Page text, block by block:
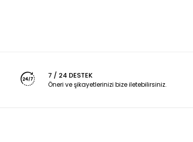
7 / 24 DESTEK
Öneri ve şikayetlerinizi bize iletebilirsiniz.